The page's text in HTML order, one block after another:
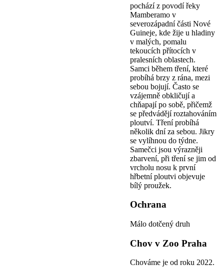
pochází z povodí řeky
Mamberamo v
severozápadní části Nové
Guineje, kde žije u hladiny
v malých, pomalu
tekoucích přítocích v
pralesních oblastech.
Samci během tření, které
probíhá brzy z rána, mezi
sebou bojují. Často se
vzájemně obkličují a
chňapají po sobě, přičemž
se předvádějí roztahováním
ploutví. Tření probíhá
několik dní za sebou. Jikry
se vylíhnou do týdne.
Samečci jsou výrazněji
zbarvení, při tření se jim od
vrcholu nosu k první
hřbetní ploutvi objevuje
bílý proužek.
Ochrana
Málo dotčený druh
Chov v Zoo Praha
Chováme je od roku 2022.